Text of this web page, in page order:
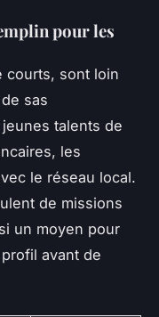
pour les
courts, sont loin
sas
talents de
les
le réseau local.
de missions
un moyen pour
avant de